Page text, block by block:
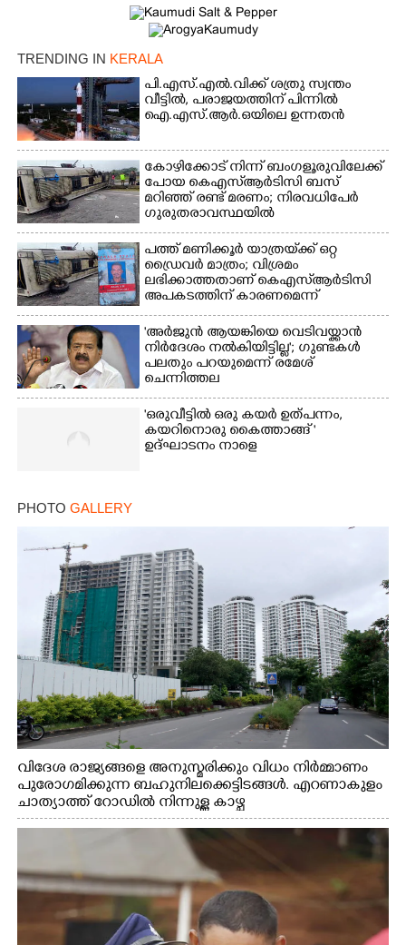
TRENDING IN KERALA
പി.എസ്.എൽ.വിക്ക് ശത്രു സ്വന്തം
വീട്ടിൽ,​ പരാജയത്തിന് പിന്നിൽ
ഐ.എസ്.ആർ.ഒയിലെ ഉന്നതൻ
കോഴിക്കോട് നിന്ന് ബംഗളൂരുവിലേക്ക്
പോയ കെഎസ്‌ആർടിസി ബസ്
മറിഞ്ഞ് രണ്ട് മരണം; നിരവധിപേർ
ഗുരുതരാവസ്ഥയിൽ
പത്ത് മണിക്കൂർ യാത്രയ്‌ക്ക് ഒറ്റ
ഡ്രൈവർ മാത്രം; വിശ്രമം
ലഭിക്കാത്തതാണ് കെഎസ്‌ആർടിസി
അപകടത്തിന് കാരണമെന്ന്
വിമർശനം
'അർജുൻ ആയങ്കിയെ വെടിവയ്ക്കാൻ
നിർദേശം നൽകിയിട്ടില്ല'; ഗുണ്ടകൾ
പലതും പറയുമെന്ന് രമേശ്
ചെന്നിത്തല
'ഒരുവീട്ടിൽ ഒരു കയർ ഉത്പന്നം,
കയറിനൊരു കൈത്താങ്ങ് '
ഉദ്ഘാടനം നാളെ
PHOTO GALLERY
വിദേശ രാജ്യങ്ങളെ അനുസ്മരിക്കും വിധം നിർമ്മാണം
പുരോഗമിക്കുന്ന ബഹുനിലക്കെട്ടിടങ്ങൾ. എറണാകുളം
ചാത്യാത്ത് റോഡിൽ നിന്നുള്ള കാഴ്ച